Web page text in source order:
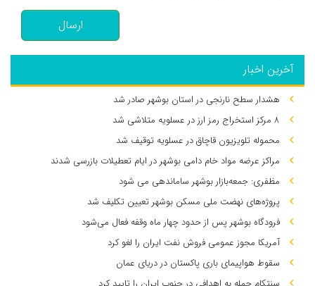
ارسال
آخرین اخبار
هشدار سطح نارنجی در استان بوشهر صادر شد
۸ مرکز استخراج رمز ارز در عسلویه متلاشی شد
محموله تلویزیون قاچاق در عسلویه توقیف شد
مراکز عرضه مواد خام دامی بوشهر در ایام تعطیلات بازرسی شدند
مظفری: جمعه‌بازار بوشهر ساماندهی می‌ شود
پروژه‌های نهضت ملی مسکن بوشهر تعیین تکلیف شد
فرودگاه بوشهر پس از حدود چهار ماه وقفه فعال می‌شود
آمریکا مجوز عمومی فروش نفت ایران را لغو کرد
سقوط هواپیمای باری پاکستان در دریای عمان